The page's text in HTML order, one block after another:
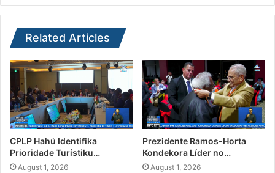
Related Articles
CPLP Hahú Identifika
Prioridade Turístiku…
August 1, 2026
Prezidente Ramos-Horta
Kondekora Líder no…
August 1, 2026